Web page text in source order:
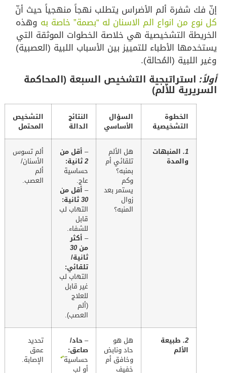
إنّ فك شفرة ألم الأضراس يتطلب نهجاً منهجياً حيث أنّ
كل نوع من انواع الم الاسنان له “بصمة” خاصة به وهذه
الخريطة التشخيصية هي خلاصة الخطوات الموثقة التي
يستخدمها الأطباء للتمييز بين الأسباب اللبية (العصبية)
وغير اللبية (المُحالة).
أولاً: استراتيجية التشخيص السبعة (المحاكمة
السريرية للألم)
الخطوة
التشخيصية
السؤال
الأساسي
النتائج
الدالة
التشخيص
المحتمل
1. المنبهات
والمدة
هل الألم
تلقائي أم
بمنبه؟
وكم
يستمر بعد
زوال
المنبه؟
– أقل من
2ثانية:
حساسية
عاج.
– أقل من
30ثانية:
التهاب لب
قابل
للشفاء.
– أكثر
من30
ثانية/
تلقائي:
التهاب لب
غير قابل
للعلاج
(ألم
العصب).
ألم تسوس
الأسنان/
ألم
العصب.
2. طبيعة
الألم
هل هو
حاد ونابض
وخافق أم
خفيف
–حاد/
صاعق:
حساسية↶
أو لب
تحديد
عمق
الإصابة.